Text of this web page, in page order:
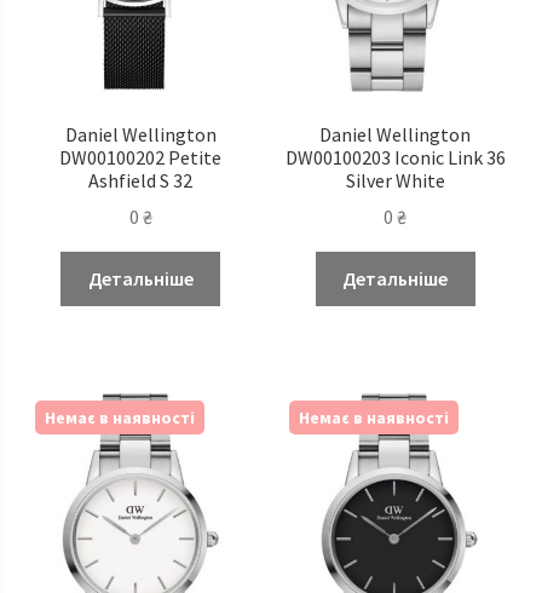
Daniel Wellington
DW00100202 Petite
Ashfield S 32
0 ₴
Детальніше
Daniel Wellington
DW00100203 Iconic Link 36
Silver White
0₴
Детальніше
Немає в наявності Немає в наявності